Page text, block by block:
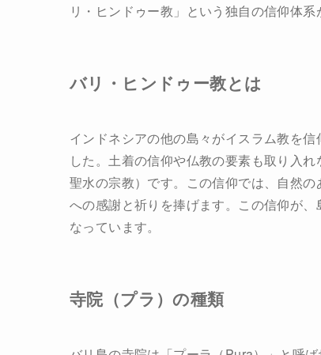
リ・ヒンドゥー教」という独自の信仰体系
バリ・ヒンドゥー教とは
インドネシアの他の島々がイスラム教を
した。土着の信仰や仏教の要素も取り入
聖水の宗教）です。この信仰では、自然
への感謝と祈りを捧げます。この信仰が
なっています。
寺院（プラ）の種類